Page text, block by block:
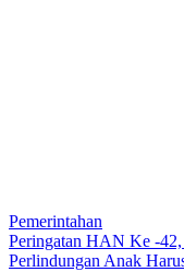
Pemerintahan
Peringatan HAN Ke -
Perlindungan Anak